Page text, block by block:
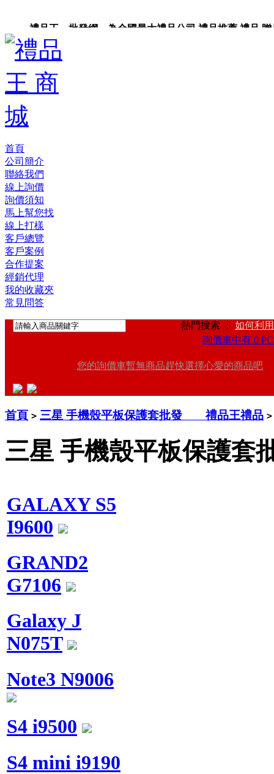
禮品王 批發網 為全國最大禮品公司,禮品推薦,禮品,贈
企業禮品,禮品小物,高級禮品,禮品網站。
首頁
公司簡介
聯絡我們
線上詢價
詢價須知
馬上幫您找
線上打樣
客戶總覽
客戶案例
合作提案
經銷代理
我的收藏夾
常見問答
熱門搜索 ： 如何利
詢價車中有 0
您的詢價車暫無商品趕快選擇心愛的商品吧
首頁 > 三星 手機殼平板保護套批發 禮品王禮品 >
三星 手機殼平板保護
GALAXY S5
I9600
GRAND2
G7106
Galaxy J
N075T
Note3 N9006
S4 i9500
S4 mini i9190